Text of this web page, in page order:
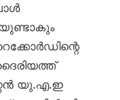
യു.എ.ഇ